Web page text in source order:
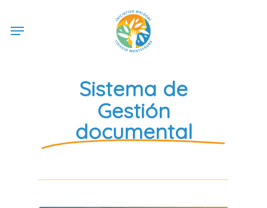
Menu
Sistema de
Gestión
documental